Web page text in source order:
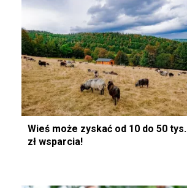
Wieś może zyskać od 10 do 50 tys.
zł wsparcia!